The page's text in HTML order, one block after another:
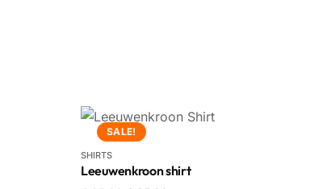
SALE!
SHIRTS
Leeuwenkroon shirt